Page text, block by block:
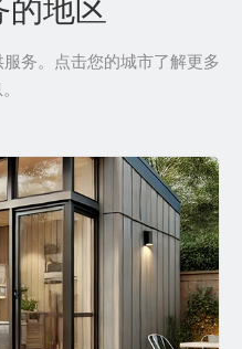
的地区
务。点击您的城市了解更多